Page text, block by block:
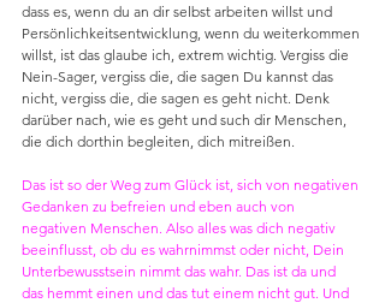
dass es, wenn du an dir selbst arbeiten willst und
Persönlichkeitsentwicklung, wenn du weiterkommen
willst, ist das glaube ich, extrem wichtig. Vergiss die
Nein-Sager, vergiss die, die sagen Du kannst das
nicht, vergiss die, die sagen es geht nicht. Denk
darüber nach, wie es geht und such dir Menschen,
die dich dorthin begleiten, dich mitreißen.
Das ist so der Weg zum Glück ist, sich von negativen
Gedanken zu befreien und eben auch von
negativen Menschen. Also alles was dich negativ
beeinflusst, ob du es wahrnimmst oder nicht, Dein
Unterbewusstsein nimmt das wahr. Das ist da und
das hemmt einen und das tut einem nicht gut. Und